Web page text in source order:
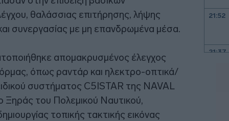
θαλάσσιας επιτήρησης, λήψης
συνεργασίας με μη επανδρωμένα μέσα.
απομακρυσμένος έλεγχος
όπως ραντάρ και ηλεκτρο-οπτικά/
συστήματος C5ISTAR της NAVAL
του Πολεμικού Ναυτικού,
τοπικής τακτικής εικόνας
21:52
21:37